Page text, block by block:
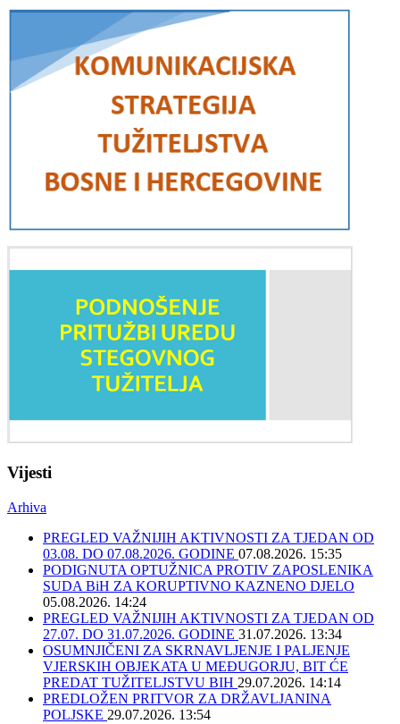
Vijesti
Arhiva
PREGLED VAŽNIJIH AKTIVNOSTI ZA TJEDAN OD
03.08. DO 07.08.2026. GODINE 07.08.2026. 15:35
PODIGNUTA OPTUŽNICA PROTIV ZAPOSLENIKA
SUDA BiH ZA KORUPTIVNO KAZNENO DJELO
05.08.2026. 14:24
PREGLED VAŽNIJIH AKTIVNOSTI ZA TJEDAN OD
27.07. DO 31.07.2026. GODINE 31.07.2026. 13:34
OSUMNJIČENI ZA SKRNAVLJENJE I PALJENJE
VJERSKIH OBJEKATA U MEĐUGORJU, BIT ĆE
PREDAT TUŽITELJSTVU BIH 29.07.2026. 14:14
PREDLOŽEN PRITVOR ZA DRŽAVLJANINA
POLJSKE 29.07.2026. 13:54